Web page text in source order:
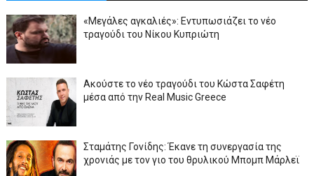
«Μεγάλες αγκαλιές»: Εντυπωσιάζει το νέο
τραγούδι του Νίκου Κυπριώτη
Ακούστε το νέο τραγούδι του Κώστα Σαφέτη
μέσα από την Real Music Greece
Σταμάτης Γονίδης: Έκανε τη συνεργασία της
χρονιάς με τον γιο του θρυλικού Μπομπ Μάρλεϊ